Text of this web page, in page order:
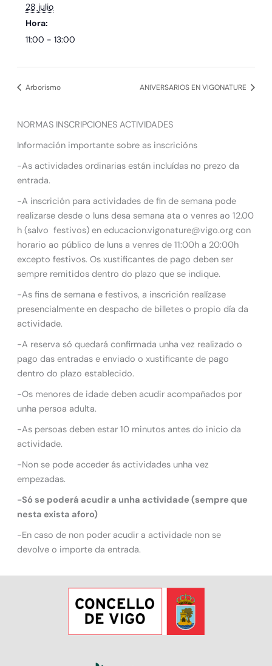
28 julio
Hora:
11:00 - 13:00
Arborismo ANIVERSARIOS EN VIGONATURE
NORMAS INSCRIPCIONES ACTIVIDADES
Información importante sobre as inscricións
-As actividades ordinarias están incluídas no prezo da
entrada.
-A inscrición para actividades de fin de semana pode
realizarse desde o luns desa semana ata o venres ao 12.00
h (salvo festivos) en educacion.vigonature@vigo.org con
horario ao público de luns a venres de 11:00h a 20:00h
excepto festivos. Os xustificantes de pago deben ser
sempre remitidos dentro do plazo que se indique.
-As fins de semana e festivos, a inscrición realízase
presencialmente en despacho de billetes o propio día da
actividade.
-A reserva só quedará confirmada unha vez realizado o
pago das entradas e enviado o xustificante de pago
dentro do plazo establecido.
-Os menores de idade deben acudir acompañados por
unha persoa adulta.
-As persoas deben estar 10 minutos antes do inicio da
actividade.
-Non se pode acceder ás actividades unha vez
empezadas.
-Só se poderá acudir a unha actividade (sempre que
nesta exista aforo)
-En caso de non poder acudir a actividade non se
devolve o importe da entrada.